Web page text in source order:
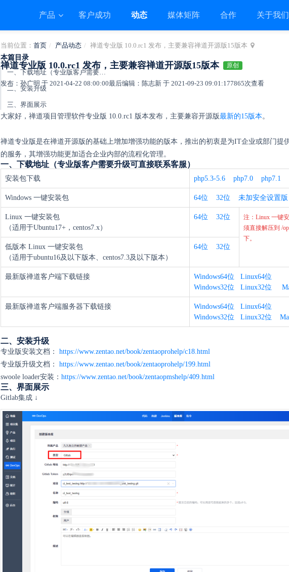
产品 客户成功 动态 媒体矩阵 合作 关于我们
当前位置： 首页 产品动态 禅道专业版 10.0.rc1 发布，主要兼容禅道开源版15版本
禅道专业版 10.0.rc1 发布，主要兼容禅道开源版15版本 原创
发布：孙广明 于 2021-04-22 08:00:00最后编辑：陈志新 于 2021-09-23 09:01:177865次查看
本篇目录
一、下载地址（专业版客户需要升级可直接联系客服）
二、安装升级
三、界面展示
大家好，禅道项目管理软件专业版 10.0.rc1 版本发布，主要兼容开源版最新的15版本。
禅道专业版是在禅道开源版的基础上增加增强功能的版本，推出的初衷是为IT企业或部门提
的服务，其增强功能更加适合企业内部的流程化管理。
一、下载地址（专业版客户需要升级可直接联系客服）
安装包下载 php5.3-5.6 php7.0 php7.1
Windows 一键安装包 64位 32位 未加安全设置版
Linux 一键安装包
（适用于Ubuntu17+，centos7.x）
64位 32位
注：Linux 一键
须直接解压到 /
下。
低版本 Linux 一键安装包
（适用于ubuntu16及以下版本、centos7.3及以下版本）
64位 32位
最新版禅道客户端下载链接 Windows64位
Linux64位
Windows32位
Linux32位
最新版禅道客户端服务器下载链接 Windows64位
Linux64位
Windows32位
Linux32位
二、安装升级
专业版安装文档： https://www.zentao.net/book/zentaoprohelp/c18.html
专业版升级文档： https://www.zentao.net/book/zentaoprohelp/199.html
swoole loader安装： https://www.zentao.net/book/zentaopmshelp/409.html
三、界面展示
Gitlab集成 ↓